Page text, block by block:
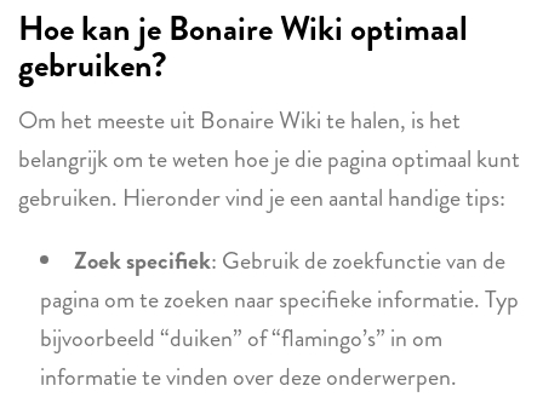
Hoe kan je Bonaire Wiki optimaal
gebruiken?
Om het meeste uit Bonaire Wiki te halen, is het
belangrijk om te weten hoe je die pagina optimaal kunt
gebruiken. Hieronder vind je een aantal handige tips:
Zoek specifiek: Gebruik de zoekfunctie van de
pagina om te zoeken naar specifieke informatie. Typ
bijvoorbeeld “duiken” of “flamingo’s” in om
informatie te vinden over deze onderwerpen.